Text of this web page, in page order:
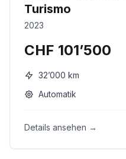
Turismo
2023
CHF 101’500
32’000 km
Automatik
Details ansehen →